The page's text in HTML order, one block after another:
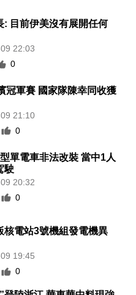
: 目前伊美沒有展開任何
22:03
0
冠軍賽 國家隊陳幸同收獲
21:10
0
單電車非法改裝 當中1人
駛
20:32
0
核電站3號機組發電機異
19:45
0